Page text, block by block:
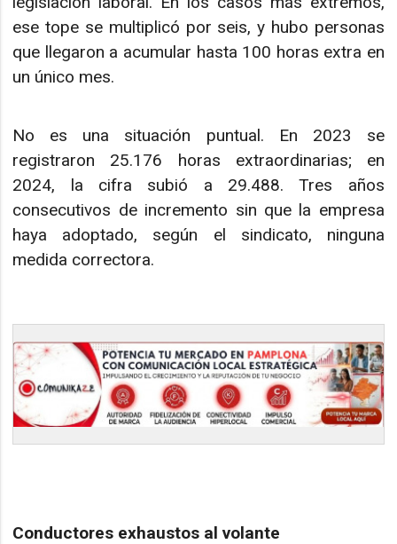
ese tope se multiplicó por seis, y hubo personas
que llegaron a acumular hasta 100 horas extra en
un único mes.
No es una situación puntual. En 2023 se
registraron 25.176 horas extraordinarias; en
2024, la cifra subió a 29.488. Tres años
consecutivos de incremento sin que la empresa
haya adoptado, según el sindicato, ninguna
medida correctora.
Conductores exhaustos al volante